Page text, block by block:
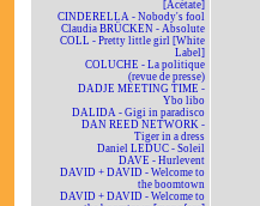
[Acétate]
CINDERELLA - Nobody's fool
Claudia BRÜCKEN - Absolute
COLL - Pretty little girl [White
Label]
COLUCHE - La politique
(revue de presse)
DADJE MEETING TIME -
Ybo libo
DALIDA - Gigi in paradisco
DAN REED NETWORK -
Tiger in a dress
Daniel LEDUC - Soleil
DAVE - Hurlevent
DAVID + DAVID - Welcome to
the boomtown
DAVID + DAVID - Welcome to